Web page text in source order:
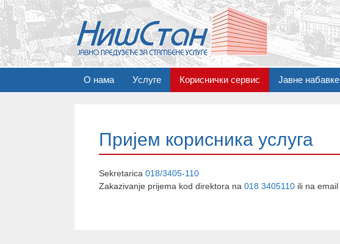
О нама Услуге Кориснички сервис Јавне набавке
Пријем корисника услуга
Sekretarica 018/3405-110
Zakazivanje prijema kod direktora na 018 3405110 ili na email